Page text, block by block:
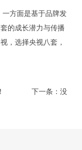
一方面是基于品牌发
的成长潜力与传播
，选择央视八套，
下一条：没